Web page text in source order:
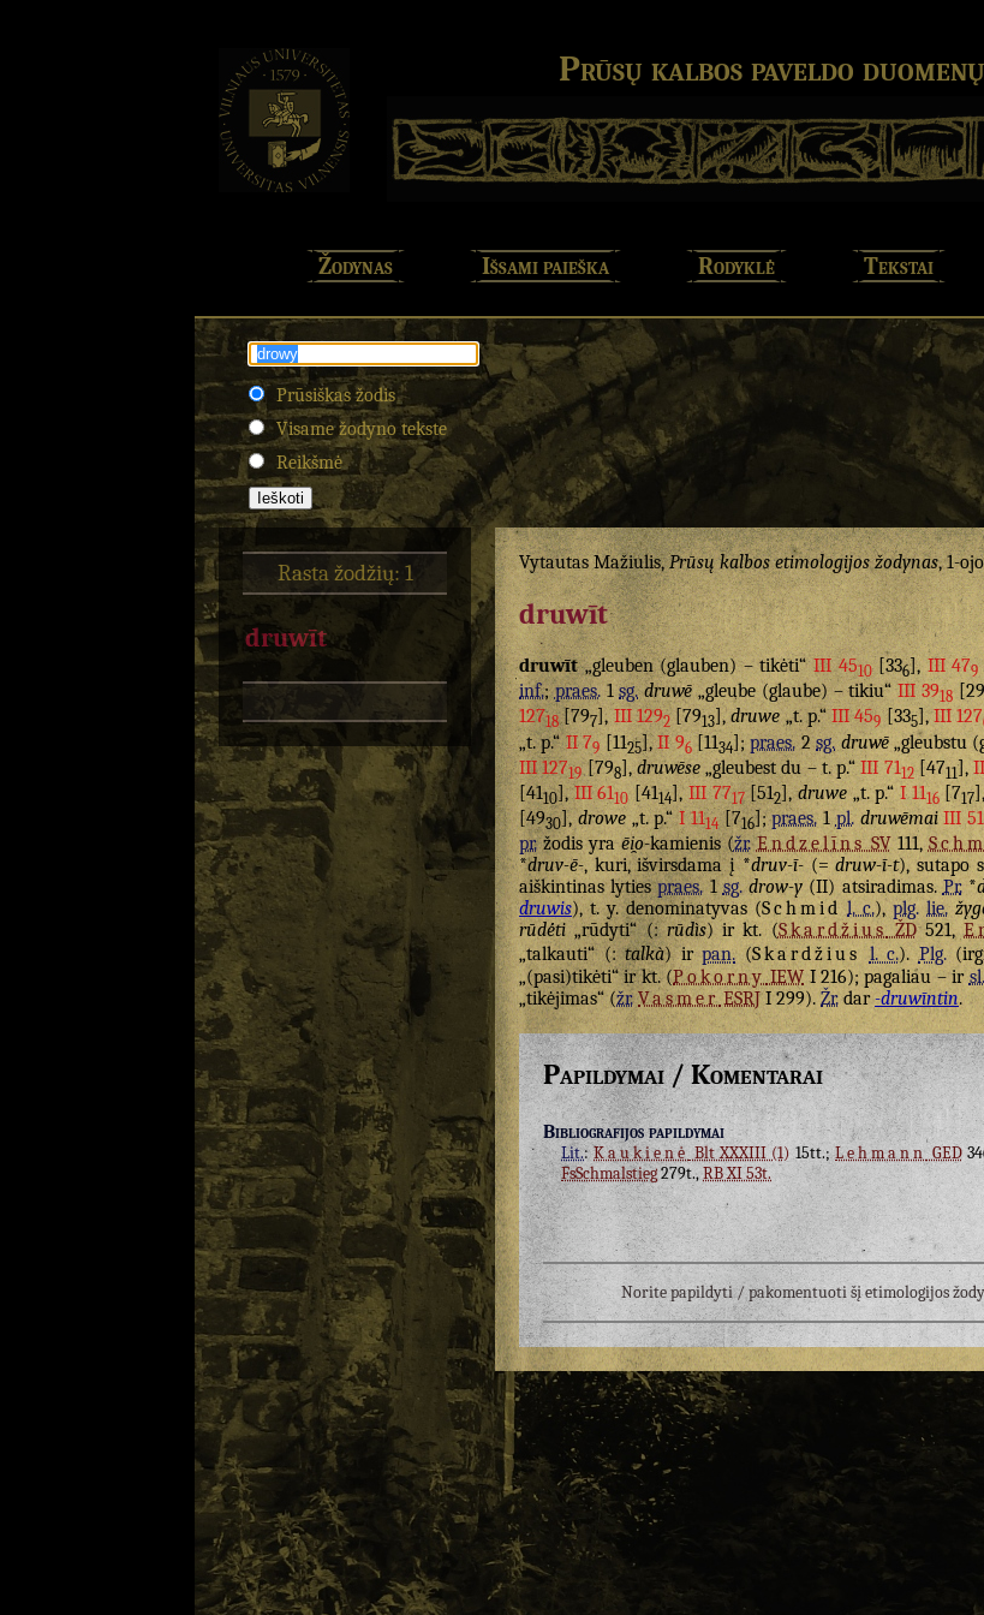
Prūsų kalbos paveldo
Žodynas Išsami paieška Rodyklė Tekstai
Prūsiškas žodis
Visame žodyno tekste
Reikšmė
Rasta žodžių: 1
druwīt
Vytautas Mažiulis,Prūsų kalbos etimologijos žodynas, 1-
druwīt
druwīt„gleuben (glauben) – tikėti“III 4510[336],III 479
inf.;praes.1sg. druwē„gleube (glaube) – tikiu“III 3918[29
12718[797],III 1292[7913 ],druwe„t. p.“III 459[335],III 127
„t. p.“II 79[1125],II 96[1134];praes.2sg. druwē„gleubstu
III 12719[798],druwēse„gleubest du – t. p.“III 7112[4711],
[4110],III 6110 [4114],III 7717[512],druwe„t. p.“I 1116[717
[4930],drowe„t. p.“I 1114[716];praes. 1pl. druwēmai III 51
pr.žodis yraēi̯o-kamienis (žr. EndzelīnsSV111,
*druv-ē-, kuri, išvirsdama į *druv-ī-(=druw-ī-t), sutapo
aiškintinas lytiespraes.1sg. drow-y (II) atsiradimas.Pr.*
druwis), t. y. denominatyvas (Schmid l. c.),plg. lie.
rūdė́ti„rūdyti“ (:rūdìs) ir kt. (Skardžius ŽD521,
„talkauti“ (:talkà) irpan.(Skardžius l. c.).Plg.
„(pasi)tikėti“ ir kt. (Pokorny IEWI 216); pagaliau – irsl.
„tikėjimas“ (žr. Vasmer ESRJI 299). Žr.dar-druwīntin.
Papildymai / Komentarai
Bibliografijos papildymai
Lit.:Kaukienė Blt XXXIII (1) 15tt.;LehmannGED
FsSchmalstieg279t.,RB XI 53t.
Norite papildyti / pakomentuoti šį etimologijos